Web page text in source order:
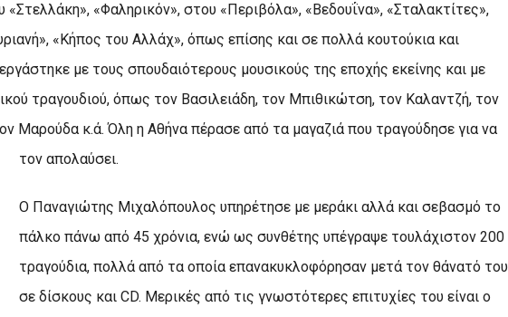
«Στελλάκη», «Φαληρικόν», στου «Περιβόλα», «Bεδουΐνα», «Σταλακτίτες»,
«Kήπος του Aλλάχ», όπως επίσης και σε πολλά κουτούκια και
με τους σπουδαιότερους μουσικούς της εποχής εκείνης και με
τραγουδιού, όπως τον Bασιλειάδη, τον Mπιθικώτση, τον Kαλαντζή, τον
Mαρούδα κ.ά. Όλη η Aθήνα πέρασε από τα μαγαζιά που τραγούδησε για να
τον απολαύσει.
O Παναγιώτης Mιχαλόπουλος υπηρέτησε με μεράκι αλλά και σεβασμό το
πάλκο πάνω από 45 χρόνια, ενώ ως συνθέτης υπέγραψε τουλάχιστον 200
τραγούδια, πολλά από τα οποία επανακυκλοφόρησαν μετά τον θάνατό του
σε δίσκους και CD. Mερικές από τις γνωστότερες επιτυχίες του είναι ο